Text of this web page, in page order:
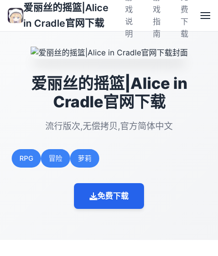
爱丽丝的摇篮|Alice
in Cradle官网下载
戏
说
明
戏
指
南
费
下
载
爱丽丝的摇篮|Alice in
Cradle官网下载
流行版次,无偿拷贝,官方简体中文
RPG 冒险 萝莉
免费下载